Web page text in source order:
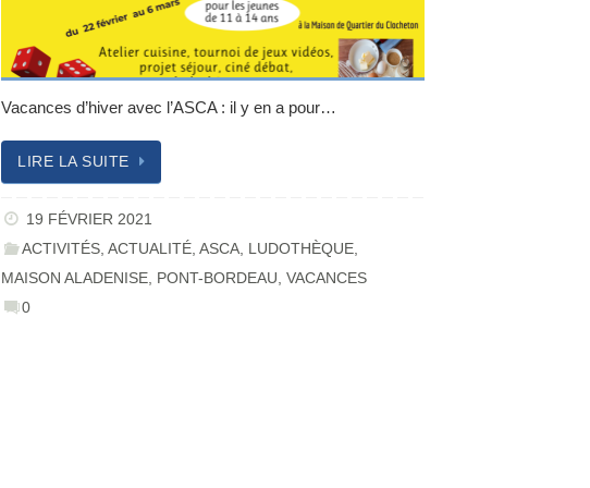
Vacances d’hiver avec l’ASCA : il y en a pour…
LIRE LA SUITE
19 FÉVRIER 2021
ACTIVITÉS ,ACTUALITÉ ,ASCA LUDOTHÈQUE
MAISON ALADENISE PONT-BORDEAU VACANCES
0